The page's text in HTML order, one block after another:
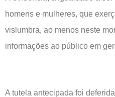
homens e mulheres, que
vislumbra, ao menos neste
informações ao público em
A tutela antecipada foi